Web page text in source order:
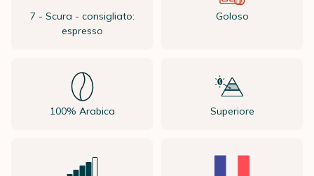
7 - Scura - consigliato:
espresso
Goloso
100% Arabica Superiore